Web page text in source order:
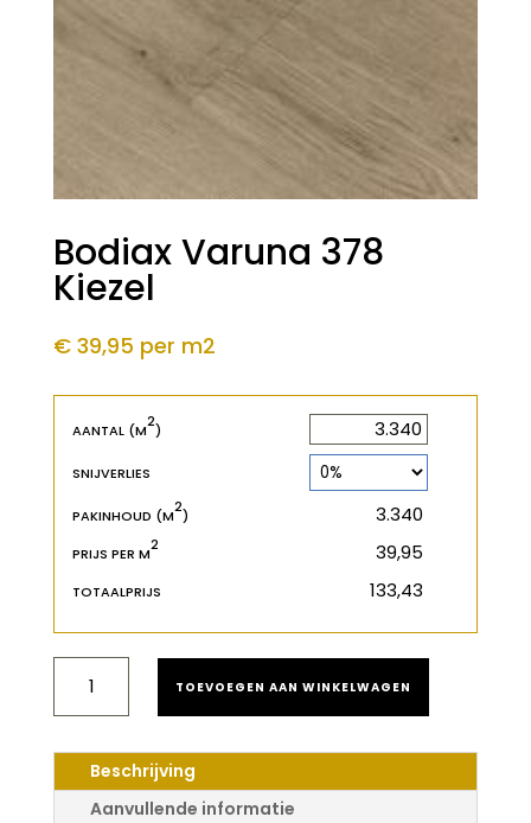
Bodiax Varuna 378
Kiezel
€ 39,95 per m2
AANTAL (M
2
)
SNIJVERLIES
PAKINHOUD (M
2
)
PRIJS PER M
2
TOTAALPRIJS
VARUNA
378
AANTAL
TOEVOEGEN AAN WINKELWAGEN
Beschrijving
Aanvullende informatie